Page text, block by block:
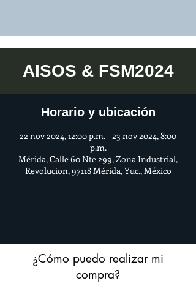
AISOS & FSM2024
Horario y ubicación
22 nov 2024, 12:00 p.m. – 23 nov 2024, 8:00
p.m.
Mérida, Calle 60 Nte 299, Zona Industrial,
Revolucion, 97118 Mérida, Yuc., México
¿Cómo puedo realizar mi
compra?